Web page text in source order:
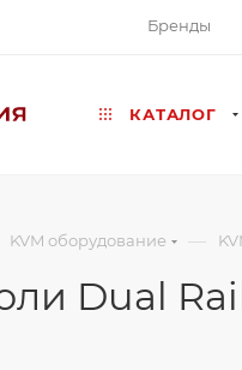
Бренды
КАТАЛОГ
KVM оборудование —
Dual